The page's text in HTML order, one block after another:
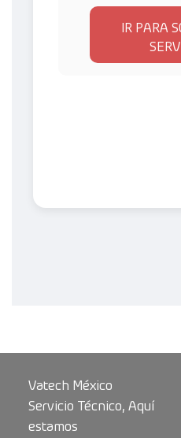
IR PARA
Vatech México
Servicio Técnico, Aquí
estamos